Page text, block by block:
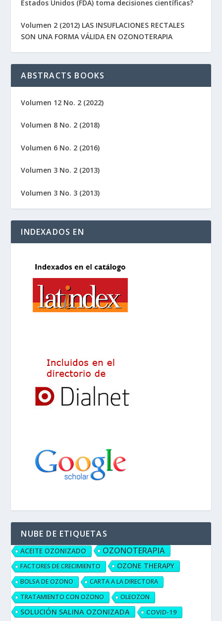
Estados Unidos (FDA) toma decisiones científicas?
Volumen 2 (2012) LAS INSUFLACIONES RECTALES
SON UNA FORMA VÁLIDA EN OZONOTERAPIA
ABSTRACTS BOOKS
Volumen 12 No. 2 (2022)
Volumen 8 No. 2 (2018)
Volumen 6 No. 2 (2016)
Volumen 3 No. 2 (2013)
Volumen 3 No. 3 (2013)
INDEXADOS EN
NUBE DE ETIQUETAS
ACEITE OZONIZADO OZONOTERAPIA
FACTORES DE CRECIMIENTO OZONE THERAPY
BOLSA DE OZONO
CARTA A LA DIRECTORA
TRATAMIENTO CON OZONO
OLEOZON
SOLUCIÓN SALINA OZONIZADA COVID-19